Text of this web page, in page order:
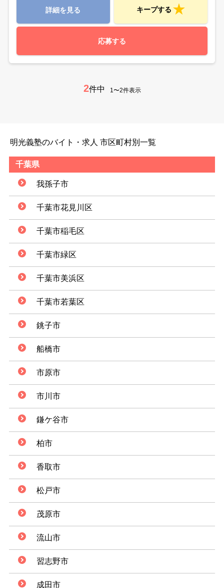
詳細を見る キープする
応募する
2件中 1〜2件表示
明光義塾のバイト・求人 市区町村別一覧
千葉県
我孫子市
千葉市花見川区
千葉市稲毛区
千葉市緑区
千葉市美浜区
千葉市若葉区
銚子市
船橋市
市原市
市川市
鎌ケ谷市
柏市
香取市
松戸市
茂原市
流山市
習志野市
成田市